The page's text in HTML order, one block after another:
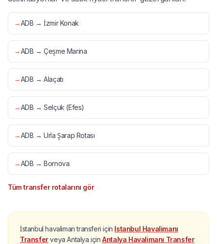
→ADB → İzmir Konak
→ADB → Çeşme Marina
→ADB → Alaçatı
→ADB → Selçuk (Efes)
→ADB → Urla Şarap Rotası
→ADB → Bornova
Tüm transfer rotalarını gör
İstanbul havaliman transferi için Istanbul Havalimanı
Transfer veya Antalya için Antalya Havalimanı Transfer